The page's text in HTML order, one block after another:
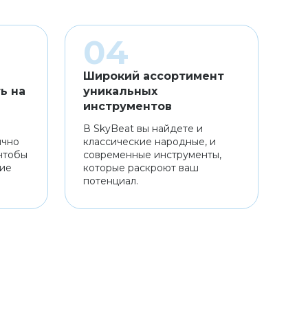
на
Широкий ассортимент
уникальных
инструментов
В SkyBeat вы найдете и
классические народные, и
современные инструменты,
которые раскроют ваш
потенциал.